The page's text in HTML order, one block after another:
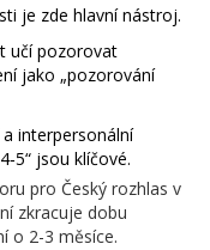
je zde hlavní nástroj.
učí pozorovat
jako „pozorování
interpersonální
jsou klíčové.
pro Český rozhlas v
zkracuje dobu
o 2-3 měsíce.